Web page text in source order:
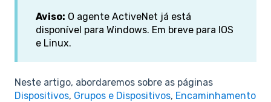
Aviso: O agente ActiveNet já está
disponível para Windows. Em breve para IOS
e Linux.
Neste artigo, abordaremos sobre as páginas
Dispositivos, Grupos e Dispositivos, Encaminhamento